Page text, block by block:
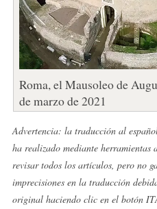
Roma, el Mausoleo de
de marzo de 2021
Advertencia: la traducción al
ha realizado mediante herramientas
revisar todos los artículos, pero no
imprecisiones en la traducción
original haciendo clic en el botón